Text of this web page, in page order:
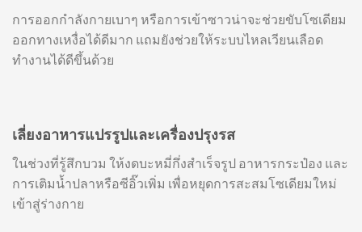
การออกกำลังกายเบาๆ หรือการเข้าซาวน่าจะช่วยขับโซเดียม
ออกทางเหงื่อได้ดีมาก แถมยังช่วยให้ระบบไหลเวียนเลือด
ทำงานได้ดีขึ้นด้วย
เลี่ยงอาหารแปรรูปและเครื่องปรุงรส
ในช่วงที่รู้สึกบวม ให้งดบะหมี่กึ่งสำเร็จรูป อาหารกระป๋อง และ
การเติมน้ำปลาหรือซีอิ๊วเพิ่ม เพื่อหยุดการสะสมโซเดียมใหม่
เข้าสู่ร่างกาย